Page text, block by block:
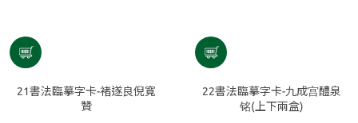
21書法臨摹字卡-褚遂良倪寬
贊
22書法臨摹字卡-九成宫醴泉
铭(上下兩盒)